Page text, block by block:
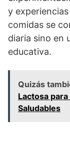
y
comidas se
diaria sino en
educativa.
Quizás
Lactosa
Saludables